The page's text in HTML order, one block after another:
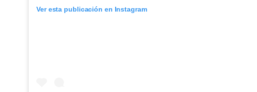
Ver esta publicación en Instagram